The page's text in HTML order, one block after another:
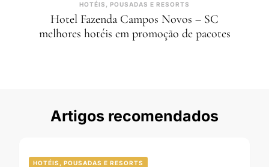
HOTÉIS, POUSADAS E RESORTS
Hotel Fazenda Campos Novos – SC
melhores hotéis em promoção de pacotes
Artigos recomendados
HOTÉIS, POUSADAS E RESORTS